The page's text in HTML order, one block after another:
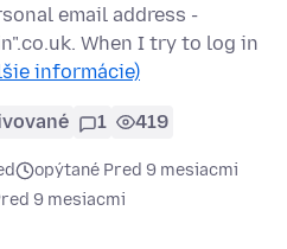
email address -
When I try to log in
informácie)
1 419
opýtané Pred 9 mesiacmi
9 mesiacmi